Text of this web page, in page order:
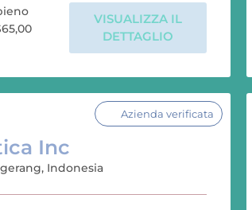
VISUALIZZA IL
DETTAGLIO
Azienda verificata
Inc
Indonesia